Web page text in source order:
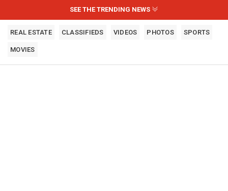
SEE THE TRENDING NEWS
REAL ESTATE CLASSIFIEDS VIDEOS PHOTOS SPORTS
MOVIES